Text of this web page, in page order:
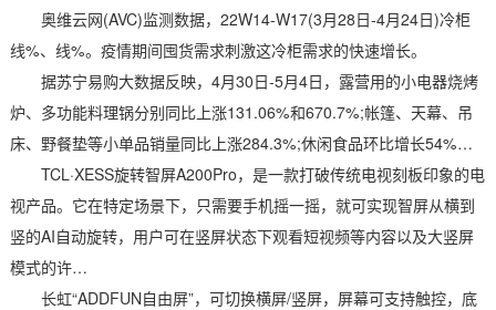
奥维云网(AVC)监测数据，22W14-W17(3月28日-4月24日)冷柜
线%、线%。疫情期间囤货需求刺激这冷柜需求的快速增长。
据苏宁易购大数据反映，4月30日-5月4日，露营用的小电器烧烤
炉、多功能料理锅分别同比上涨131.06%和670.7%;帐篷、天幕、吊
床、野餐垫等小单品销量同比上涨284.3%;休闲食品环比增长54%…
TCL·XESS旋转智屏A200Pro，是一款打破传统电视刻板印象的电
视产品。它在特定场景下，只需要手机摇一摇，就可实现智屏从横到
竖的AI自动旋转，用户可在竖屏状态下观看短视频等内容以及大竖屏
模式的许…
长虹“ADDFUN自由屏”，可切换横屏/竖屏，屏幕可支持触控，底